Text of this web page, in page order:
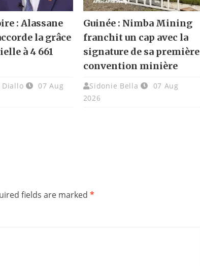
: Alassane
la grâce
à 4 661
Diallo
07 Aug
Guinée : Nimba Mining
franchit un cap avec la
signature de sa première
convention minière
Sidonie Bella
07 Aug
2026
fields are marked *